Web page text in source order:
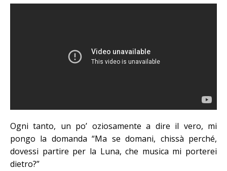
Ogni tanto, un po’ oziosamente a dire il vero, mi
pongo la domanda “Ma se domani, chissà perché,
dovessi partire per la Luna, che musica mi porterei
dietro?”